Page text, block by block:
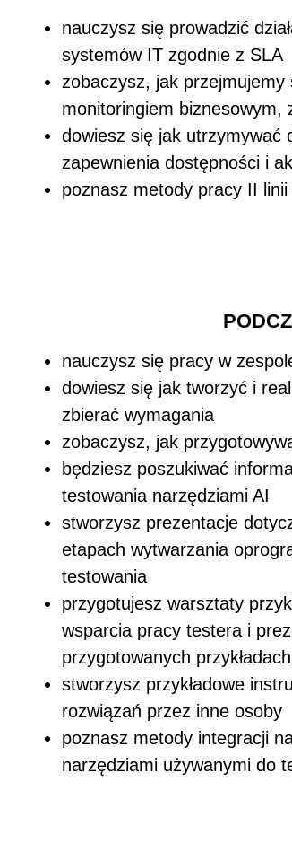
nauczysz się prowadzić
systemów IT zgodnie z SLA
zobaczysz, jak przejmujemy
monitoringiem biznesowym,
dowiesz się jak utrzymywać
zapewnienia dostępności i
poznasz metody pracy II
nauczysz się pracy w
dowiesz się jak tworzyć i
zbierać wymagania
zobaczysz, jak
będziesz poszukiwać
testowania narzędziami AI
stworzysz prezentacje
etapach wytwarzania
testowania
przygotujesz warsztaty
wsparcia pracy testera i
przygotowanych
stworzysz przykładowe
rozwiązań przez inne osoby
poznasz metody integracji
narzędziami używanymi do